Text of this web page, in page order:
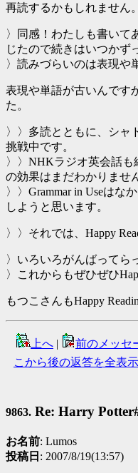
再読するかもしれません。
〉同感！わたしも書いて
じたので続きはいつかず
〉読みづらいのは表現や
表現や単語が古いんで
た。
〉〉多読とともに、シャ
挑戦中です。
〉〉NHKラジオ英会話
の効果はまだわかりませ
〉〉Grammar in Useはな
しようと思います。
〉〉それでは、Happy
〉いろいろがんばってら
〉これからもぜひぜひ
もつこさんもHappy
上へ | 前のメッセ
こから後の返答を全表示
9863. Re: Harry
お名前: Lumos
投稿日 : 2007/8/19(13:57)